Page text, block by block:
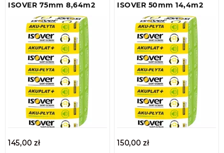
ISOVER 75mm 8,64m2
145,00 zł
ISOVER 50mm 14,4m2
150,00zł